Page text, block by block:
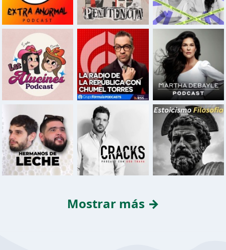
Mostrar más →